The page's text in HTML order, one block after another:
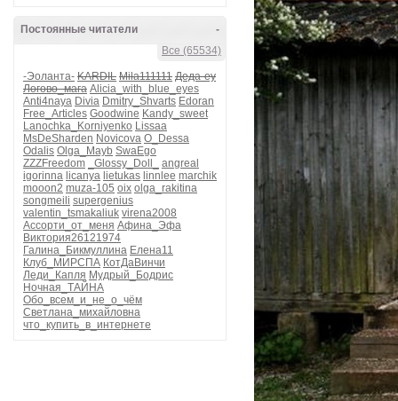
-
Постоянные читатели
Все (65534)
-Эоланта- KARDIL Mila111111 Деда-еу
Логово_мага Alicia_with_blue_eyes
Anti4naya Divia Dmitry_Shvarts Edoran
Free_Articles Goodwine Kandy_sweet
Lanochka_Korniyenko Lissaa
MsDeSharden Novicova O_Dessa
Odalis Olga_Mayb SwaEgo
ZZZFreedom
_Glossy_Doll_
angreal
igorinna licanya lietukas linnlee marchik
mooon2 muza-105 oix olga_rakitina
songmeili supergenius
valentin_tsmakaliuk virena2008
Ассорти_от_меня Афина_Эфа
Виктория26121974
Галина_Бикмуллина Елена11
Клуб_МИРСПА КотДаВинчи
Леди_Капля Мудрый_Бодрис
Ночная_ТАЙНА
Обо_всем_и_не_о_чём
Светлана_михайловна
что_купить_в_интернете